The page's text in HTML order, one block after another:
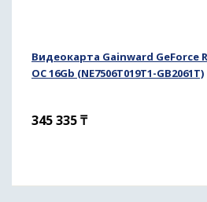
Видеокарта Gainward GeForce
OC 16Gb (NE7506T019T1-GB2061T)
345 335₸